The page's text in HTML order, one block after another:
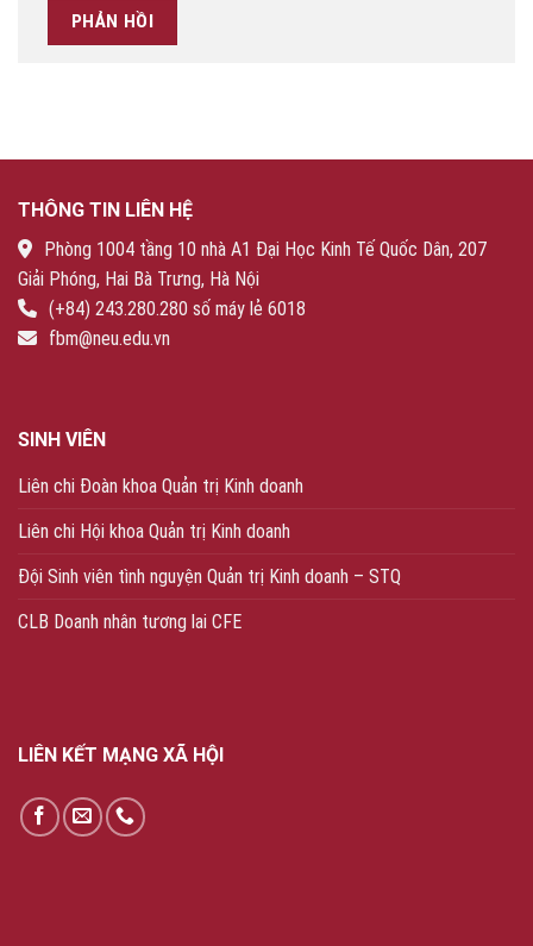
THÔNG TIN LIÊN HỆ
Phòng 1004 tầng 10 nhà A1 Đại Học Kinh Tế Quốc Dân, 207
Giải Phóng, Hai Bà Trưng, Hà Nội
(+84) 243.280.280 số máy lẻ 6018
fbm@neu.edu.vn
SINH VIÊN
Liên chi Đoàn khoa Quản trị Kinh doanh
Liên chi Hội khoa Quản trị Kinh doanh
Đội Sinh viên tình nguyện Quản trị Kinh doanh – STQ
CLB Doanh nhân tương lai CFE
LIÊN KẾT MẠNG XÃ HỘI